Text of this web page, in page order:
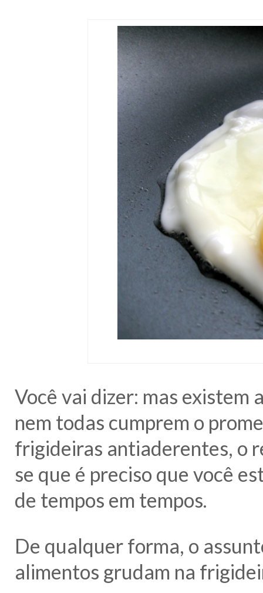
Você vai dizer: mas existem
nem todas cumprem o
frigideiras antiaderentes, o
se que é preciso que você
de tempos em tempos.
De qualquer forma, o
alimentos grudam na